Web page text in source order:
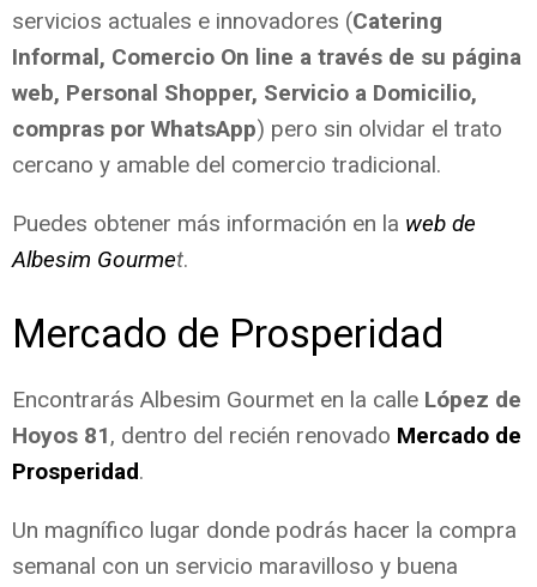
servicios actuales e innovadores (Catering
Informal, Comercio On line a través de su página
web, Personal Shopper, Servicio a Domicilio,
compras por WhatsApp) pero sin olvidar el trato
cercano y amable del comercio tradicional.
Puedes obtener más información en la web de
Albesim Gourmet.
Mercado de Prosperidad
Encontrarás Albesim Gourmet en la calle López de
Hoyos 81, dentro del recién renovado Mercado de
Prosperidad.
Un magnífico lugar donde podrás hacer la compra
semanal con un servicio maravilloso y buena